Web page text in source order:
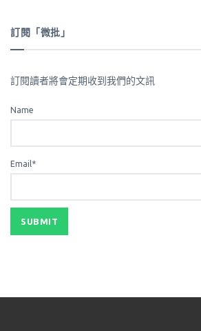
訂閱「微批」
訂閱讀者將會定期收到我們的文訊
Name
Email*